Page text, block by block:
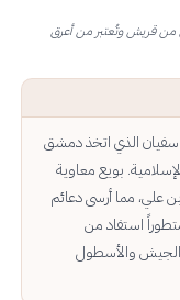
قريش وتُعتبر من أعرق
الذي اتخذ دمشق
بويع معاوية
بن علي، مما أرسى دعائم
استفاد من
الجيش والأسطول